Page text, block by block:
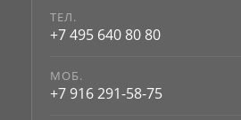
ТЕЛ.
+7 495 640 80 80
МОБ.
+7 916 291-58-75